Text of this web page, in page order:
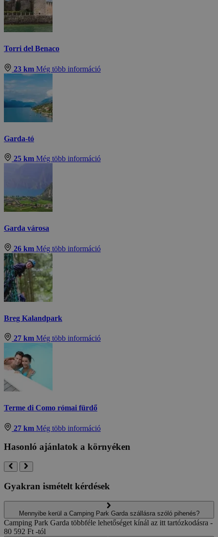
Torri del Benaco
23 km Még több információ
Garda-tó
25 km Még több információ
Garda városa
26 km Még több információ
Breg Kalandpark
27 km Még több információ
Terme di Como római fürdő
27 km Még több információ
Hasonló ajánlatok a környéken
Gyakran ismételt kérdések
Mennyibe kerül a Camping Park Garda szállásra szóló pihenés?
Camping Park Garda többféle lehetőséget kínál az itt tartózkodásra -
80 592 Ft -tól